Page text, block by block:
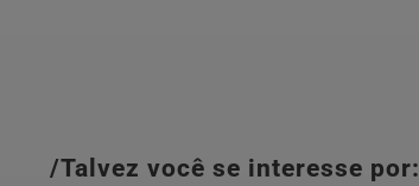
/Talvez você se interesse por: